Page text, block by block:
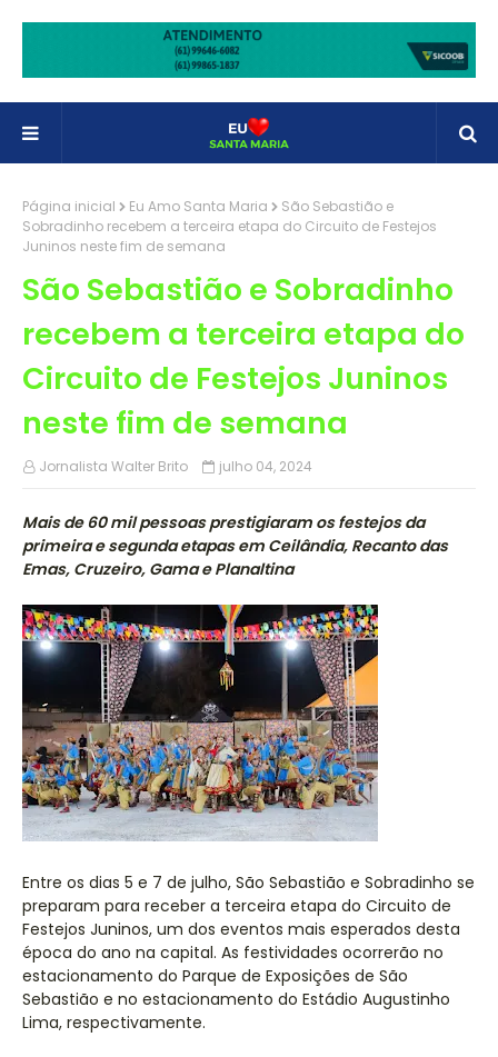
Página inicial Eu Amo Santa Maria
São Sebastião e
Sobradinho recebem a terceira etapa do Circuito de Festejos
Juninos neste fim de semana
São Sebastião e Sobradinho
recebem a terceira etapa do
Circuito de Festejos Juninos
neste fim de semana
Jornalista Walter Brito julho 04, 2024
Mais de 60 mil pessoas prestigiaram os festejos da
primeira e segunda etapas em Ceilândia, Recanto das
Emas, Cruzeiro, Gama e Planaltina
Entre os dias 5 e 7 de julho, São Sebastião e Sobradinho se
preparam para receber a terceira etapa do Circuito de
Festejos Juninos, um dos eventos mais esperados desta
época do ano na capital. As festividades ocorrerão no
estacionamento do Parque de Exposições de São
Sebastião e no estacionamento do Estádio Augustinho
Lima, respectivamente.